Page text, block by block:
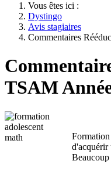
Vous êtes ici :
Dystingo
Avis stagiaires
Commentaires
TSAM
d'acquérir